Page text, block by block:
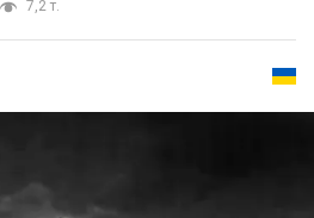
7,2 т.